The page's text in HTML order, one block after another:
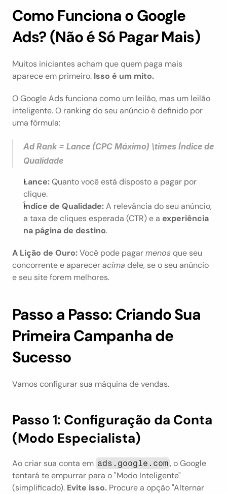
Como Funciona o Google
Ads? (Não é Só Pagar Mais)
Muitos iniciantes acham que quem paga mais
aparece em primeiro. Isso é um mito.
O Google Ads funciona como um leilão, mas um leilão
inteligente. O ranking do seu anúncio é definido por
uma fórmula:
Ad Rank = Lance (CPC Máximo) \times Índice de
Qualidade
Lance: Quanto você está disposto a pagar por
clique.
Índice de Qualidade: A relevância do seu anúncio,
a taxa de cliques esperada (CTR) e a experiência
na página de destino.
A Lição de Ouro: Você pode pagar menos que seu
concorrente e aparecer acima dele, se o seu anúncio
e seu site forem melhores.
Passo a Passo: Criando Sua
Primeira Campanha de
Sucesso
Vamos configurar sua máquina de vendas.
Passo 1: Configuração da Conta
(Modo Especialista)
Ao criar sua conta em ads.google.com, o Google
tentará te empurrar para o "Modo Inteligente"
(simplificado). Evite isso. Procure a opção "Alternar